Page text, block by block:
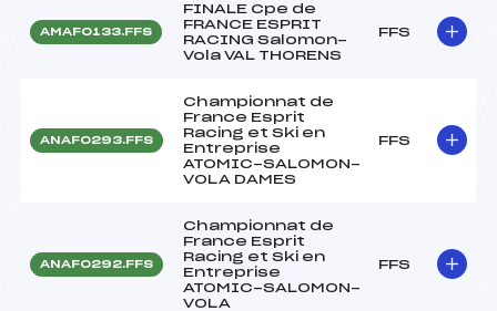
AMAF0133.FFS
FINALE Cpe de
FRANCE ESPRIT
RACING Salomon-
Vola VAL THORENS
FFS
ANAF0293.FFS
Championnat de
France Esprit
Racing et Ski en
Entreprise
ATOMIC-SALOMON-
VOLA DAMES
FFS
ANAF0292.FFS
Championnat de
France Esprit
Racing et Ski en
Entreprise
ATOMIC-SALOMON-
VOLA
FFS